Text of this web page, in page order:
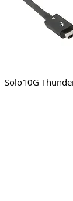
Solo10G